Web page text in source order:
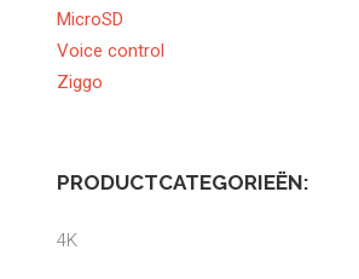
MicroSD
Voice control
Ziggo
PRODUCTCATEGORIEËN:
4K